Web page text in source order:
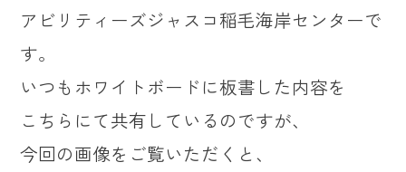
アビリティーズジャスコ稲毛海岸センターで
す。
いつもホワイトボードに板書した内容を
こちらにて共有しているのですが、
今回の画像をご覧いただくと、